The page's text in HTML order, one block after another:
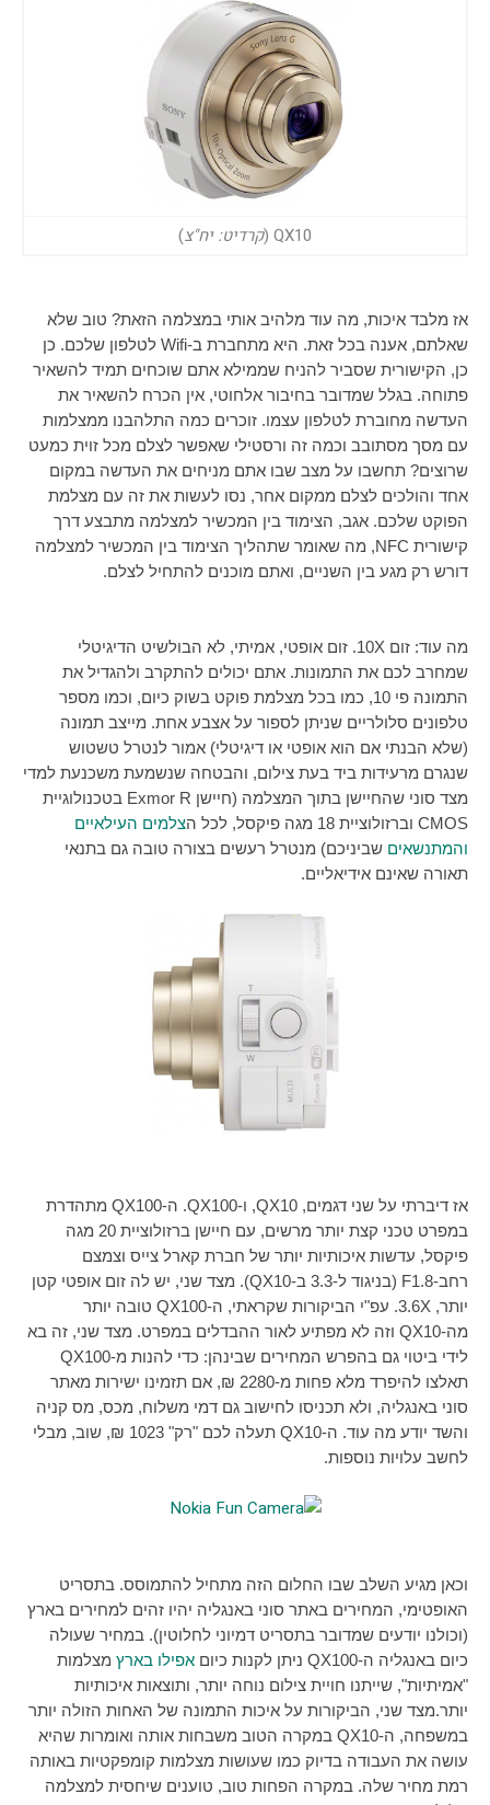
QX10 ( קרדיט: יח"צ)
אז מלבד איכות, מה עוד מלהיב אותי במצלמה הזאת? טוב שלא
שאלתם, אענה בכל זאת. היא מתחברת ב-Wifi
לטלפון שלכם. כן
כן, הקישורית שסביר להניח שממילא אתם שוכחים תמיד להשאיר
פתוחה. בגלל שמדובר בחיבור אלחוטי, אין הכרח להשאיר את
העדשה מחוברת לטלפון עצמו. זוכרים כמה התלהבנו ממצלמות
עם מסך מסתובב וכמה זה ורסטילי שאפשר לצלם מכל זוית כמעט
שרוצים? תחשבו על מצב שבו אתם מניחים את העדשה במקום
אחד והולכים לצלם ממקום אחר, נסו לעשות את זה עם מצלמת
הפוקט שלכם. אגב, הצימוד בין המכשיר למצלמה מתבצע דרך
קישורית NFC, מה שאומר שתהליך הצימוד בין המכשיר למצלמה
דורש רק מגע בין השניים, ואתם מוכנים להתחיל לצלם.
מה עוד: זום X
10. זום אופטי, אמיתי, לא הבולשיט הדיגיטלי
שמחרב לכם את התמונות. אתם יכולים להתקרב ולהגדיל את
התמונה פי 10, כמו בכל מצלמת פוקט בשוק כיום, וכמו מספר
טלפונים סלולריים שניתן לספור על אצבע אחת. מייצב תמונה
(שלא הבנתי אם הוא אופטי או דיגיטלי) אמור לנטרל טשטוש
שנגרם מרעידות ביד בעת צילום, והבטחה שנשמעת משכנעת למדי
מצד סוני שהחיישן בתוך המצלמה (חיישן Exmor R בטכנולוגיית
CMOS וברז
ולוציית 18 מגה פיקסל, לכל ה
צלמים העילאיים
והמתנשאים שביניכם) מנטרל רעשים בצורה טובה גם בתנאי
תאורה שאינם אידיאליים.
אז דיברתי על שני דגמים, QX10, ו-QX100. ה-QX100 מתהדרת
במפרט טכני קצת יותר מרשים, עם חיישן ברזולוציית 20 מגה
פיקסל, עדשות איכותיות יותר של חברת קארל צייס וצמצם
רחב-F1.8 (בניגוד ל-3.3 ב- QX10). מצד שני, יש לה זום אופטי קטן
יותר, X3.6. עפ"י הביקורות שקראתי, ה- QX100 טובה יותר
מה-QX10 וזה לא מפתיע לאור ההבדלים במפרט. מצד שני, זה בא
לידי ביטוי גם בהפרש המחירים שבינהן: כדי להנות מ-QX100
תאלצו להיפרד מלא פחות מ-2280 ₪, אם תזמינו ישירות מאתר
סוני באנגליה, ולא תכניסו לחישוב גם דמי משלוח, מכס, מס קניה
והשד יודע מה עוד. ה-QX10
תעלה לכם "רק" 1023 ₪, שוב, מבלי
לחשב עלויות נוספות.
וכאן מגיע השלב שבו החלום הזה מתחיל להתמוסס. בתסריט
האופטימי, המחירים באתר סוני באנגליה יהיו זהים למחירים בארץ
(וכולנו יודעים שמדובר בתסריט דמיוני לחלוטין). במחיר שעולה
כיום באנגליה ה-QX100 ניתן לקנות כיום אפילו בארץ מצלמות
"אמיתיות", שייתנו חויית צילום נוחה יותר, ותוצאות איכותיות
יותר.מצד שני, הביקורות על איכות התמונה של האחות הזולה יותר
במשפחה, ה-QX10 במקרה הטוב משבחות אותה ואומרות שהיא
עושה את העבודה בדיוק כמו שעושות מצלמות קומפקטיות באותה
רמת מחיר שלה. במקרה הפחות טוב, טוענים שיחסית למצלמה